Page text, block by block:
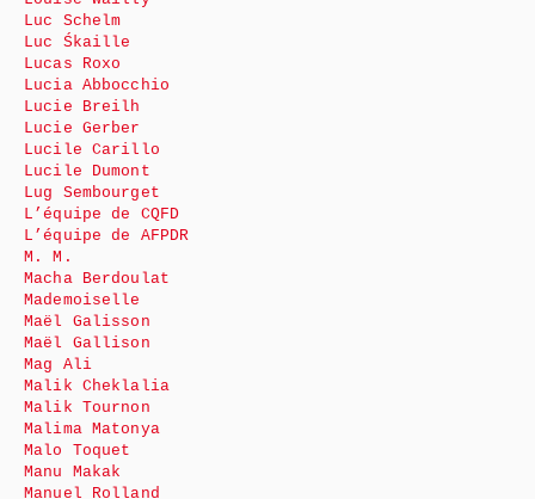
Luc Schelm
Luc Śkaille
Lucas Roxo
Lucia Abbocchio
Lucie Breilh
Lucie Gerber
Lucile Carillo
Lucile Dumont
Lug Sembourget
L’équipe de CQFD
L’équipe de AFPDR
M. M.
Macha Berdoulat
Mademoiselle
Maël Galisson
Maël Gallison
Mag Ali
Malik Cheklalia
Malik Tournon
Malima Matonya
Malo Toquet
Manu Makak
Manuel Rolland